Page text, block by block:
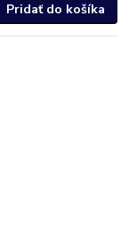
Pridať do košíka